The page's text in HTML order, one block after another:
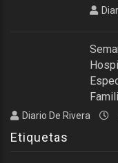
Diario De Rivera
Etiquetas